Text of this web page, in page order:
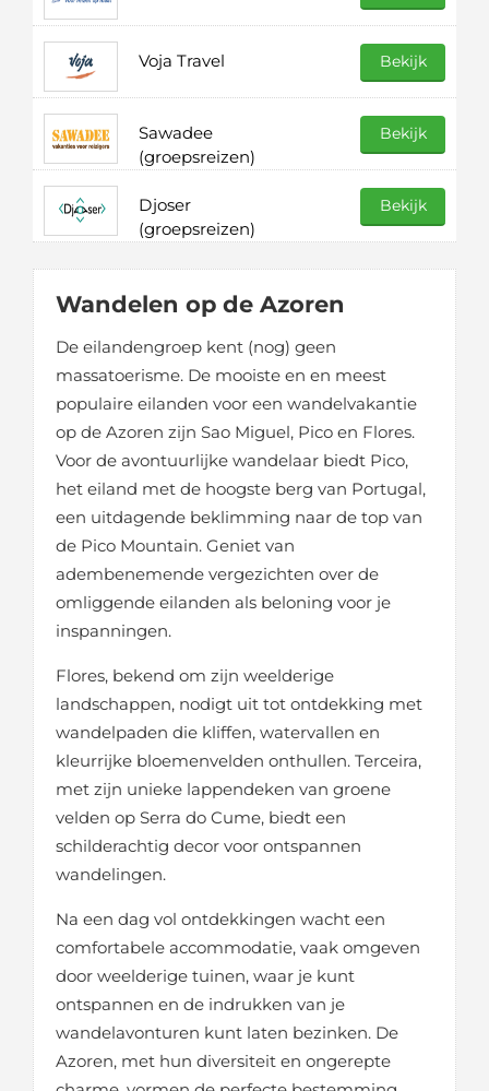
Voja Travel Bekijk
Sawadee
(groepsreizen)
Bekijk
Djoser
(groepsreizen)
Bekijk
Wandelen op de Azoren
De eilandengroep kent (nog) geen
massatoerisme. De mooiste en en meest
populaire eilanden voor een wandelvakantie
op de Azoren zijn Sao Miguel, Pico en Flores.
Voor de avontuurlijke wandelaar biedt Pico,
het eiland met de hoogste berg van Portugal,
een uitdagende beklimming naar de top van
de Pico Mountain. Geniet van
adembenemende vergezichten over de
omliggende eilanden als beloning voor je
inspanningen.
Flores, bekend om zijn weelderige
landschappen, nodigt uit tot ontdekking met
wandelpaden die kliffen, watervallen en
kleurrijke bloemenvelden onthullen. Terceira,
met zijn unieke lappendeken van groene
velden op Serra do Cume, biedt een
schilderachtig decor voor ontspannen
wandelingen.
Na een dag vol ontdekkingen wacht een
comfortabele accommodatie, vaak omgeven
door weelderige tuinen, waar je kunt
ontspannen en de indrukken van je
wandelavonturen kunt laten bezinken. De
Azoren, met hun diversiteit en ongerepte